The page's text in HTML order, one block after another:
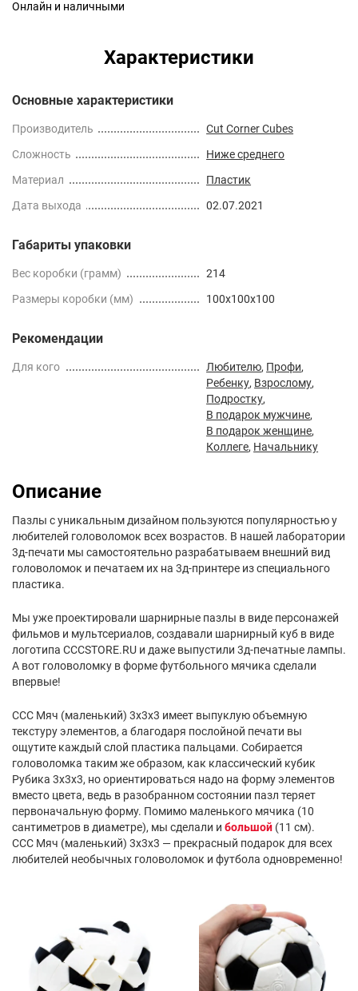
Онлайн и наличными
Характеристики
Основные характеристики
Производитель
Cut Corner Cubes
Сложность
Ниже среднего
Материал
Пластик
Дата выхода
02.07.2021
Габариты упаковки
Вес коробки (грамм)
214
Размеры коробки (мм)
100x100x100
Рекомендации
Для кого Любителю, Профи,
Ребенку, Взрослому,
Подростку,
В подарок мужчине,
В подарок женщине,
Коллеге, Начальнику
Описание
Пазлы с уникальным дизайном пользуются популярностью у
любителей головоломок всех возрастов. В нашей лаборатории
3д-печати мы самостоятельно разрабатываем внешний вид
головоломок и печатаем их на 3д-принтере из специального
пластика.
Мы уже проектировали шарнирные пазлы в виде персонажей
фильмов и мультсериалов, создавали шарнирный куб в виде
логотипа CCCSTORE.RU и даже выпустили 3д-печатные лампы.
А вот головоломку в форме футбольного мячика сделали
впервые!
ССС Мяч (маленький) 3x3x3 имеет выпуклую объемную
текстуру элементов, а благодаря послойной печати вы
ощутите каждый слой пластика пальцами. Собирается
головоломка таким же образом, как классический кубик
Рубика 3х3х3, но ориентироваться надо на форму элементов
вместо цвета, ведь в разобранном состоянии пазл теряет
первоначальную форму. Помимо маленького мячика (10
сантиметров в диаметре), мы сделали и большой (11 см).
ССС Мяч (маленький) 3x3x3 — прекрасный подарок для всех
любителей необычных головоломок и футбола одновременно!